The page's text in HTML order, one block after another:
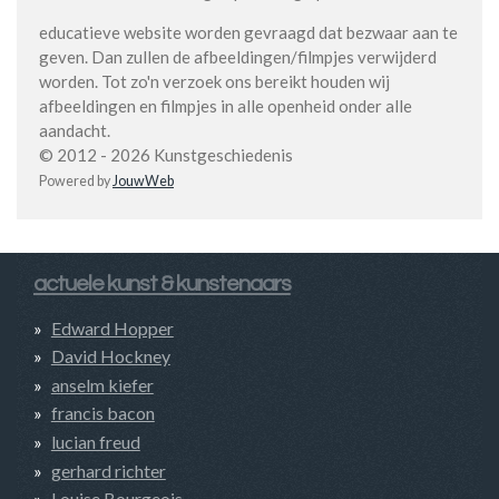
educatieve website worden gevraagd dat bezwaar aan te
geven. Dan zullen de afbeeldingen/filmpjes verwijderd
worden. Tot zo'n verzoek ons bereikt houden wij
afbeeldingen en filmpjes in alle openheid onder alle
aandacht.
© 2012 - 2026 Kunstgeschiedenis
Powered by JouwWeb
actuele kunst & kunstenaars
Edward Hopper
David Hockney
anselm kiefer
francis bacon
lucian freud
gerhard richter